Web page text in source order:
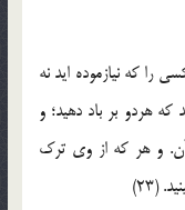
را که نيازموده ايد نه
که هردو بر باد دهيد؛ و
و هر که از وي ترک
(23)